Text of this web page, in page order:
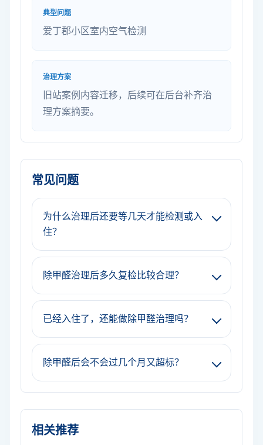
典型问题
爱丁郡小区室内空气检测
治理方案
旧站案例内容迁移，后续可在后台补齐治
理方案摘要。
常见问题
为什么治理后还要等几天才能检测或入
住？
除甲醛治理后多久复检比较合理？
已经入住了，还能做除甲醛治理吗？
除甲醛后会不会过几个月又超标？
相关推荐